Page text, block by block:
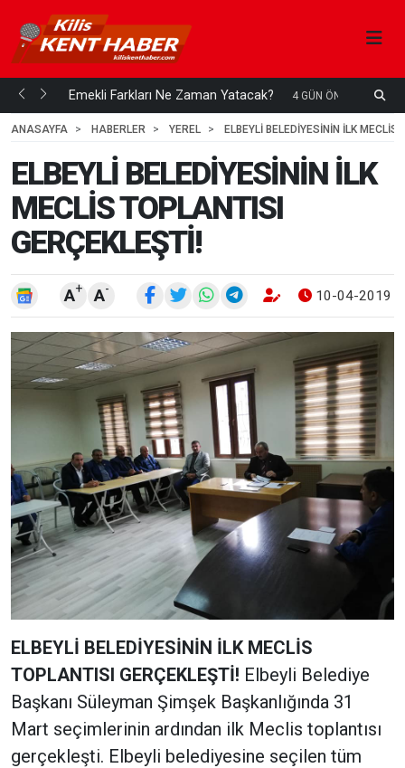
mi... Emekli Farkları Ne Zaman Yatacak? 4 GÜN ÖNCE
ANASAYFA
HABERLER YEREL ELBEYLİ BELEDİYESİNİN İLK MECLİS
ELBEYLİ BELEDİYESİNİN İLK
MECLİS TOPLANTISI
GERÇEKLEŞTİ!
A+ A- 10-04-2019
ELBEYLİ BELEDİYESİNİN İLK MECLİS
TOPLANTISI GERÇEKLEŞTİ! Elbeyli Belediye
Başkanı Süleyman Şimşek Başkanlığında 31
Mart seçimlerinin ardından ilk Meclis toplantısı
gerçekleşti. Elbeyli belediyesine seçilen tüm